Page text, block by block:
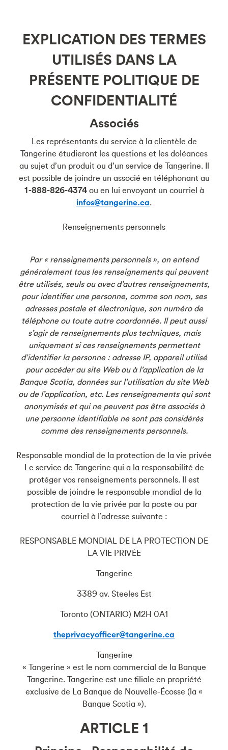
EXPLICATION DES TERMES
UTILISÉS DANS LA
PRÉSENTE POLITIQUE DE
CONFIDENTIALITÉ
Associés
Les représentants du service à la clientèle de
Tangerine étudieront les questions et les doléances
au sujet d’un produit ou d’un service de Tangerine. Il
est possible de joindre un associé en téléphonant au
1-888-826-4374ou en lui envoyant un courriel à
infos@tangerine.ca.
Renseignements personnels
Par « renseignements personnels », on entend
généralement tous les renseignements qui peuvent
être utilisés, seuls ou avec d’autres renseignements,
pour identifier une personne, comme son nom, ses
adresses postale et électronique, son numéro de
téléphone ou toute autre coordonnée. Il peut aussi
s’agir de renseignements plus techniques, mais
uniquement si ces renseignements permettent
d’identifier la personne : adresse IP, appareil utilisé
pour accéder au site Web ou à l’application de la
Banque Scotia, données sur l’utilisation du site Web
ou de l’application, etc. Les renseignements qui sont
anonymisés et qui ne peuvent pas être associés à
une personne identifiable ne sont pas considérés
comme des renseignements personnels.
Responsable mondial de la protection de la vie privée
Le service de Tangerine qui a la responsabilité de
protéger vos renseignements personnels. Il est
possible de joindre le responsable mondial de la
protection de la vie privée par la poste ou par
courriel à l’adresse suivante :
RESPONSABLE MONDIAL DE LA PROTECTION DE
LA VIE PRIVÉE
Tangerine
3389 av. Steeles Est
Toronto (ONTARIO) M2H 0A1
theprivacyofficer@tangerine.ca
Tangerine
« Tangerine » est le nom commercial de la Banque
Tangerine. Tangerine est une filiale en propriété
exclusive de La Banque de Nouvelle-Écosse (la «
Banque Scotia »).
ARTICLE 1